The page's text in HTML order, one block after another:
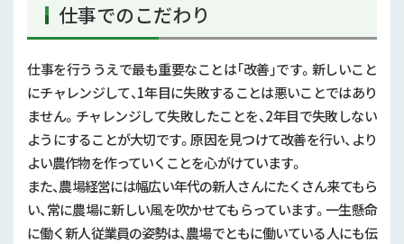
仕事でのこだわり
仕事を行ううえで最も重要なことは「改善」です。新しいこと
にチャレンジして、1年目に失敗することは悪いことではあり
ません。チャレンジして失敗したことを、2年目で失敗しない
ようにすることが大切です。原因を見つけて改善を行い、より
よい農作物を作っていくことを心がけています。
また、農場経営には幅広い年代の新人さんにたくさん来てもら
い、常に農場に新しい風を吹かせてもらっています。一生懸命
に働く新人従業員の姿勢は、農場でともに働いている人にも伝